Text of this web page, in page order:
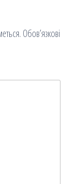
Обов’язкові